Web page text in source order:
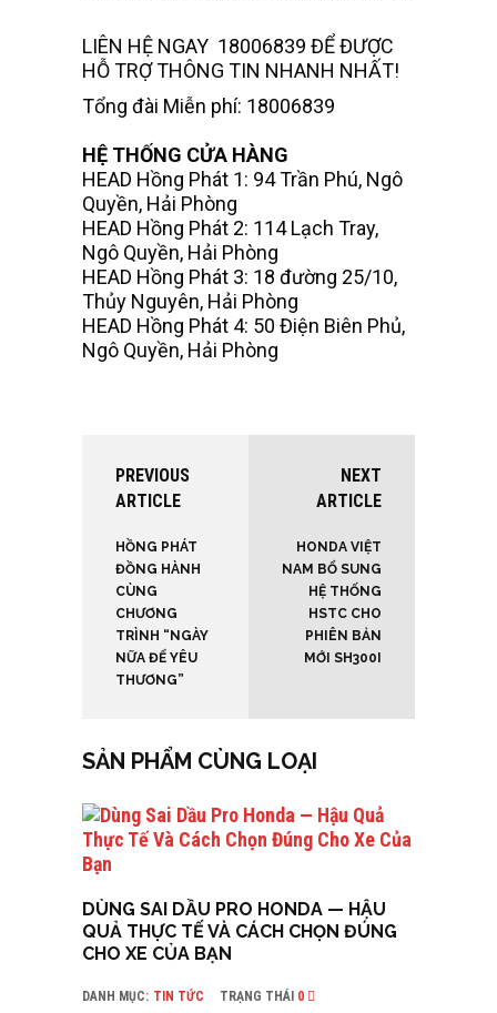
LIÊN HỆ NGAY 18006839 ĐỂ ĐƯỢC
HỖ TRỢ THÔNG TIN NHANH NHẤT!
Tổng đài Miễn phí: 18006839
HỆ THỐNG CỬA HÀNG
HEAD Hồng Phát 1: 94 Trần Phú, Ngô
Quyền, Hải Phòng
HEAD Hồng Phát 2: 114 Lạch Tray,
Ngô Quyền, Hải Phòng
HEAD Hồng Phát 3: 18 đường 25/10,
Thủy Nguyên, Hải Phòng
HEAD Hồng Phát 4: 50 Điện Biên Phủ,
Ngô Quyền, Hải Phòng
PREVIOUS
ARTICLE
HỒNG PHÁT
ĐỒNG HÀNH
CÙNG
CHƯƠNG
TRÌNH “NGÀY
NỮA ĐỂ YÊU
THƯƠNG”
NEXT
ARTICLE
HONDA VIỆT
NAM BỔ SUNG
HỆ THỐNG
HSTC CHO
PHIÊN BẢN
MỚI SH300I
SẢN PHẨM CÙNG LOẠI
DÙNG SAI DẦU PRO HONDA — HẬU
QUẢ THỰC TẾ VÀ CÁCH CHỌN ĐÚNG
CHO XE CỦA BẠN
DANH MỤC: TIN TỨC TRẠNG THÁI 0